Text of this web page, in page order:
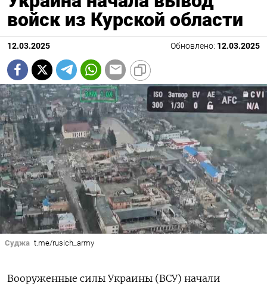
войск из Курской области
12.03.2025 Обновлено: 12.03.2025
Суджа t.me/rusich_army
Вооруженные силы Украины (ВСУ) начали